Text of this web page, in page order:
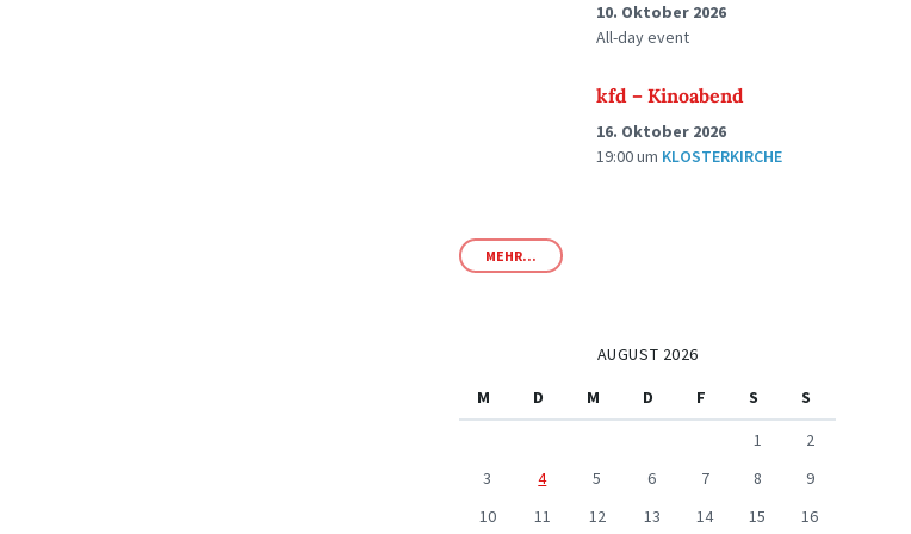
10. Oktober 2026
All-day event
kfd – Kinoabend
16. Oktober 2026
19:00um KLOSTERKIRCHE
MEHR...
AUGUST 2026
M
D M D F S
S
1
2
3
4 5 6 7 8
9
10
11 12 13 14 15
16